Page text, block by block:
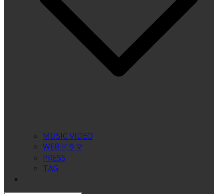
MUSIC VIDEO
WEBドラマ
PRESS
TAG